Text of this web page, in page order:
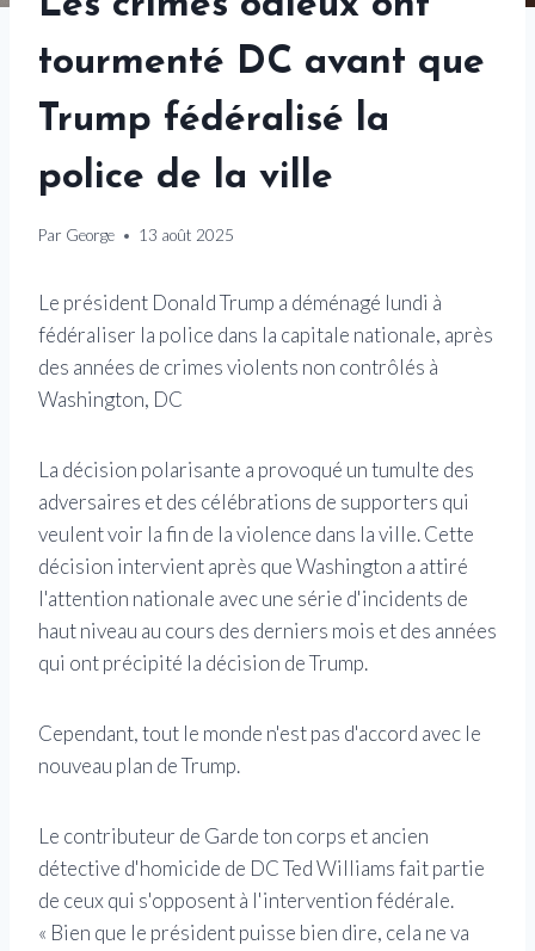
tourmenté DC avant que
Trump fédéralisé la
police de la ville
Par George 13 août 2025
Le président Donald Trump a déménagé lundi à
fédéraliser la police dans la capitale nationale, après
des années de crimes violents non contrôlés à
Washington, DC
La décision polarisante a provoqué un tumulte des
adversaires et des célébrations de supporters qui
veulent voir la fin de la violence dans la ville. Cette
décision intervient après que Washington a attiré
l'attention nationale avec une série d'incidents de
haut niveau au cours des derniers mois et des années
qui ont précipité la décision de Trump.
Cependant, tout le monde n'est pas d'accord avec le
nouveau plan de Trump.
Le contributeur de Garde ton corps et ancien
détective d'homicide de DC Ted Williams fait partie
de ceux qui s'opposent à l'intervention fédérale.
« Bien que le président puisse bien dire, cela ne va